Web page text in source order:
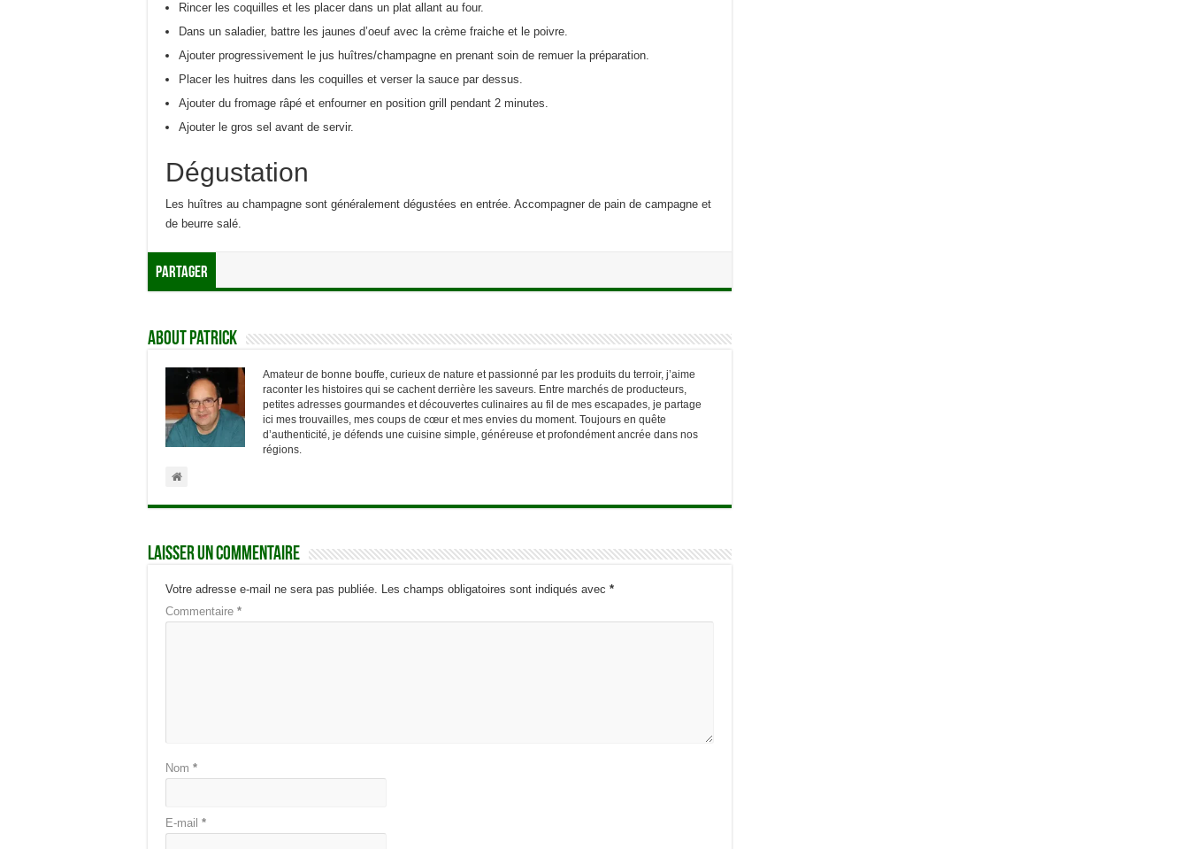
Rincer les coquilles et les placer dans un plat allant au four.
Dans un saladier, battre les jaunes d’oeuf avec la crème fraiche et le poivre.
Ajouter progressivement le jus huîtres/champagne en prenant soin de remuer la préparation.
Placer les huitres dans les coquilles et verser la sauce par dessus.
Ajouter du fromage râpé et enfourner en position grill pendant 2 minutes.
Ajouter le gros sel avant de servir.
Dégustation
Les huîtres au champagne sont généralement dégustées en entrée. Accompagner de pain de campagne et
de beurre salé.
Partager
About Patrick
Amateur de bonne bouffe, curieux de nature et passionné par les produits du terroir, j’aime
raconter les histoires qui se cachent derrière les saveurs. Entre marchés de producteurs,
petites adresses gourmandes et découvertes culinaires au fil de mes escapades, je partage
ici mes trouvailles, mes coups de cœur et mes envies du moment. Toujours en quête
d’authenticité, je défends une cuisine simple, généreuse et profondément ancrée dans nos
régions.
Laisser un commentaire
Votre adresse e-mail ne sera pas publiée. Les champs obligatoires sont indiqués avec *
Commentaire *
Nom *
E-mail *